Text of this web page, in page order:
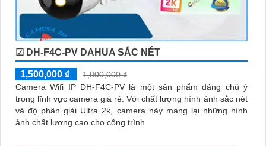
☑ DH-F4C-PV DAHUA SẮC NÉT
1,500,000 ₫
1,800,000 ₫
Camera Wifi IP DH-F4C-PV là một sản phẩm đáng chú ý
trong lĩnh vực camera giá rẻ. Với chất lượng hình ảnh sắc nét
và độ phân giải Ultra 2k, camera này mang lại những hình
ảnh chất lượng cao cho công trình